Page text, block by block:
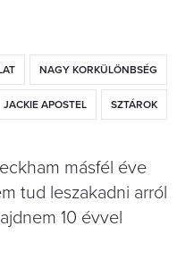
NAGY KORKÜLÖNBSÉG
JACKIE APOSTEL SZTÁROK
másfél éve
tud leszakadni arról
10 évvel